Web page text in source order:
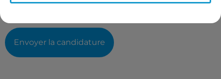
Envoyer la candidature